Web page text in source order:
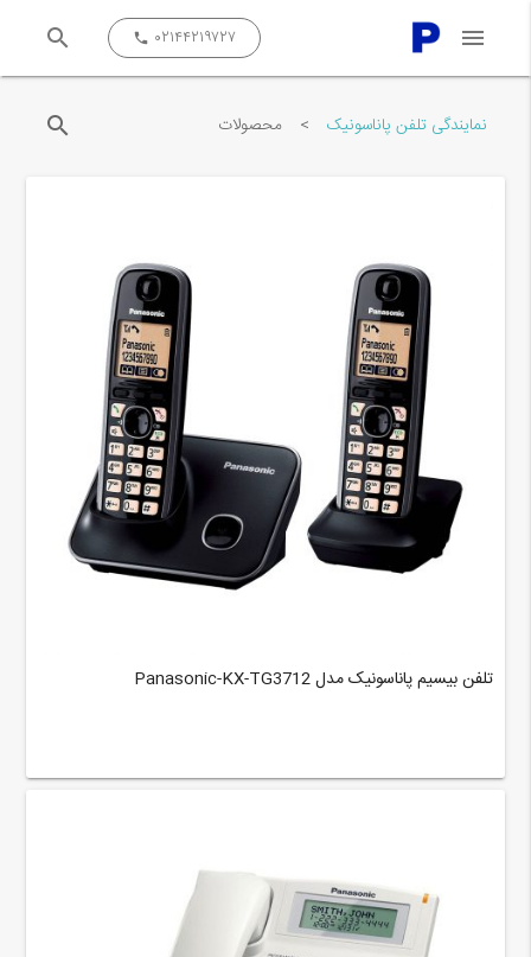
close menu ۰۲۱۴۴۲۱۹۷۲۷ call
search
نمایندگی تلفن پاناسونیک > محصولات search
تلفن بیسیم پاناسونیک مدل Panasonic-KX-TG3712